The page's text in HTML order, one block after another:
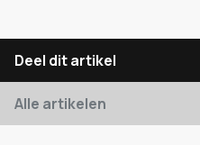
Deel dit artikel
Alle artikelen